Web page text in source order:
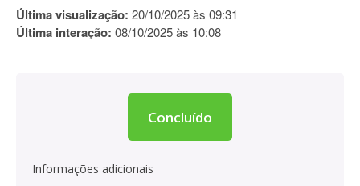
Última visualização: 20/10/2025 às 09:31
Última interação: 08/10/2025 às 10:08
Concluído
Informações adicionais